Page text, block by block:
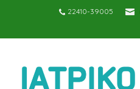
22410-39005